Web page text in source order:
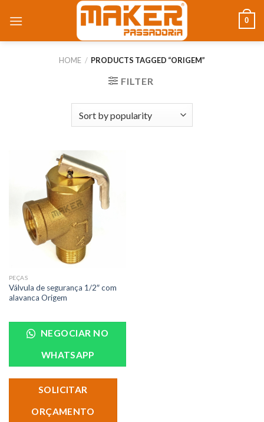
0
HOME / PRODUCTS TAGGED “ORIGEM”
FILTER
PEÇAS
Válvula de segurança 1/2″ com
alavanca Origem
NEGOCIAR NO
WHATSAPP
SOLICITAR
ORÇAMENTO